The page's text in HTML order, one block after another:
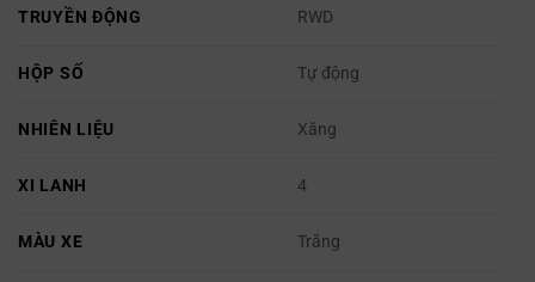
TRUYỀN ĐỘNG RWD
HỘP SỐ Tự động
NHIÊN LIỆU Xăng
XI LANH 4
MÀU XE Trắng